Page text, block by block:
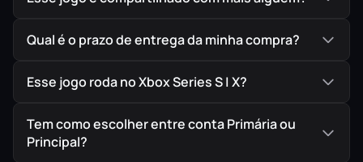
Qual é o prazo de entrega da minha compra?
Esse jogo roda no Xbox Series S | X?
Tem como escolher entre conta Primária ou
Principal?